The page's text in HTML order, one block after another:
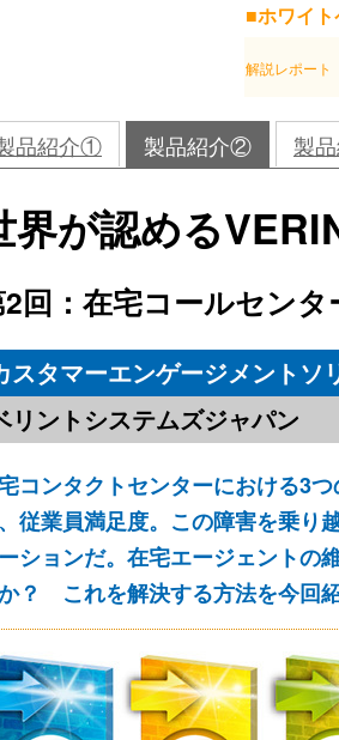
■ホワイ
解説レポート
品紹介① 製品紹介② 製
界が認める
回：在宅コールセン
スタマーエンゲージメントソ
リントシステムズジャパン
コンタクトセンターにおける3
従業員満足度。この障害を乗り
ションだ。在宅エージェントの
？ これを解決する方法を今回紹